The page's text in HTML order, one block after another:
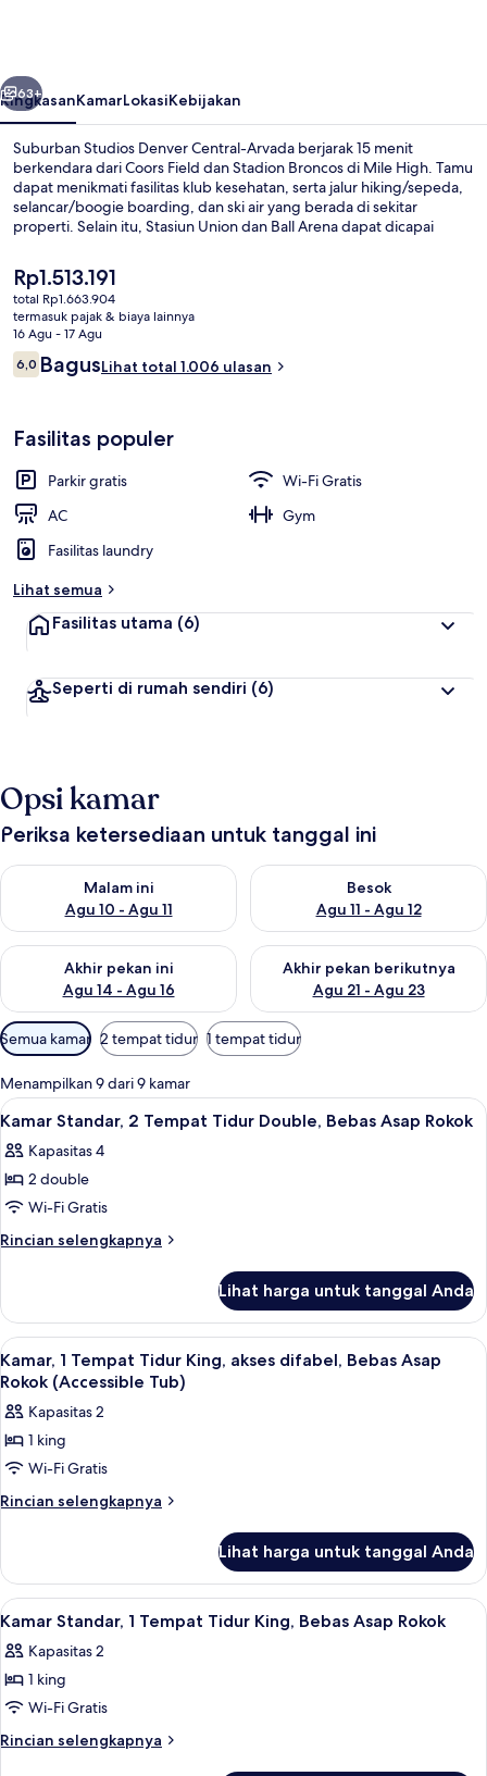
Berikutnya
63+
RingkasanKamarLokasiKebijakan
Suburban Studios Denver Central-Arvada berjarak 15 menit
berkendara dari Coors Field dan Stadion Broncos di Mile High. Tamu
dapat menikmati fasilitas klub kesehatan, serta jalur hiking/sepeda,
selancar/boogie boarding, dan ski air yang berada di sekitar
properti. Selain itu, Stasiun Union dan Ball Arena dapat dicapai
Harga
saat
ini
Rp1.513.191
Rp1.513.191
total Rp1.663.904
termasuk pajak & biaya lainnya
16 Agu - 17 Agu
Ulasan
6,06,0 dari 10
BagusLihat total 1.006 ulasan
Fasilitas populer
Parkir gratis
Wi-Fi Gratis
AC
Gym
Fasilitas laundry
Lihat semua
Fasilitas utama (6)
Seperti di rumah sendiri (6)
Opsi kamar
Periksa ketersediaan untuk tanggal ini
Malam ini
Agu 10 - Agu 11
Periksa ketersediaan untuk malam ini Agu 10 - Agu 11
Besok
Agu 11 - Agu 12
Periksa ketersediaan untuk
Akhir pekan ini
Agu 14 - Agu 16
Periksa ketersediaan untuk akhir pekan ini Agu 14 - Agu 16
Akhir pekan berikutnya
Agu 21 - Agu 23
Periksa ketersediaan untuk
Filter
tersedia
untuk
kamar
Semua kamar 2 tempat tidur 1 tempat tidur
Menampilkan 9 dari 9 kamar
Lihat
semua
foto
untuk
Kamar
Standar,
Tidur
Double,
Bebas
Asap
Rokok
Meja kerja, ruang kerja ramah
11
Kamar Standar, 2 Tempat Tidur Double, Bebas Asap Rokok
Kapasitas 4
2 double
Wi-Fi Gratis
Rincian selengkapnya
Rincian
Kamar
Standar,
2
Tempat
Double,
Bebas
Rokok
Lihat harga untuk tanggal Anda
Lihat
semua
foto
untuk
Kamar,
1
Tempat
akses
difabel,
Bebas
Asap
Rokok
(Accessible
Meja kerja, ruang kerja ramah
10
Kamar, 1 Tempat Tidur King, akses difabel, Bebas Asap
Rokok (Accessible Tub)
Kapasitas 2
1 king
Wi-Fi Gratis
Rincian selengkapnya
Rincian
Kamar,
Tempat
King,
akses
Bebas
Asap
Rokok
Lihat harga untuk tanggal Anda
Lihat
semua
foto
untuk
Kamar
Standar,
Meja kerja, ruang kerja ramah
11
Kamar Standar, 1 Tempat Tidur King, Bebas Asap Rokok
Kapasitas 2
1 king
Wi-Fi Gratis
Rincian selengkapnya
Rincian